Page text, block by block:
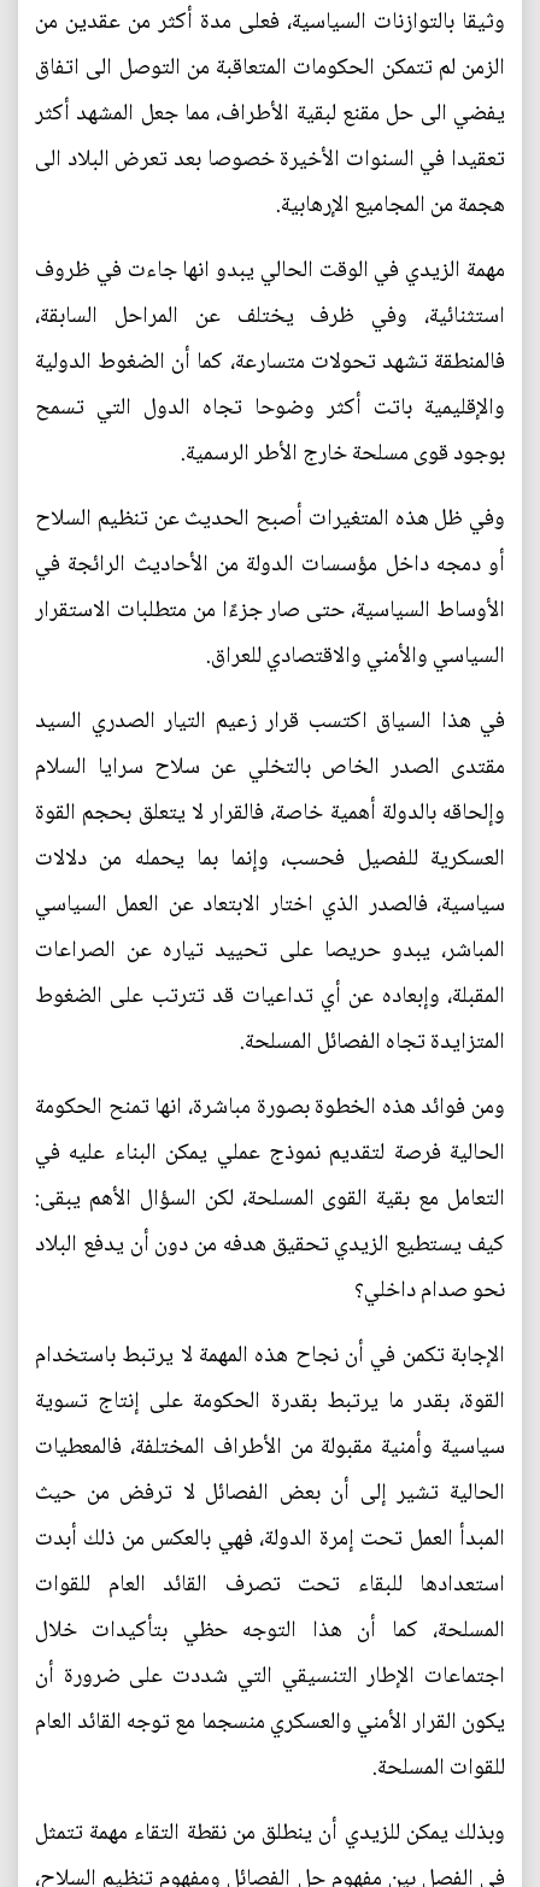
وثيقا بالتوازنات السياسية، فعلى مدة أكثر من عقدين من
الزمن لم تتمكن الحكومات المتعاقبة من التوصل الى اتفاق
يفضي الى حل مقنع لبقية الأطراف، مما جعل المشهد أكثر
تعقيدا في السنوات الأخيرة خصوصا بعد تعرض البلاد الى
هجمة من المجاميع الإرهابية.
مهمة الزيدي في الوقت الحالي يبدو انها جاءت في ظروف
استثنائية، وفي ظرف يختلف عن المراحل السابقة،
فالمنطقة تشهد تحولات متسارعة، كما أن الضغوط الدولية
والإقليمية باتت أكثر وضوحا تجاه الدول التي تسمح
بوجود قوى مسلحة خارج الأطر الرسمية.
وفي ظل هذه المتغيرات أصبح الحديث عن تنظيم السلاح
أو دمجه داخل مؤسسات الدولة من الأحاديث الرائجة في
الأوساط السياسية، حتى صار جزءًا من متطلبات الاستقرار
السياسي والأمني والاقتصادي للعراق.
في هذا السياق اكتسب قرار زعيم التيار الصدري السيد
مقتدى الصدر الخاص بالتخلي عن سلاح سرايا السلام
وإلحاقه بالدولة أهمية خاصة، فالقرار لا يتعلق بحجم القوة
العسكرية للفصيل فحسب، وإنما بما يحمله من دلالات
سياسية، فالصدر الذي اختار الابتعاد عن العمل السياسي
المباشر، يبدو حريصا على تحييد تياره عن الصراعات
المقبلة، وإبعاده عن أي تداعيات قد تترتب على الضغوط
المتزايدة تجاه الفصائل المسلحة.
ومن فوائد هذه الخطوة بصورة مباشرة، انها تمنح الحكومة
الحالية فرصة لتقديم نموذج عملي يمكن البناء عليه في
التعامل مع بقية القوى المسلحة، لكن السؤال الأهم يبقى:
كيف يستطيع الزيدي تحقيق هدفه من دون أن يدفع البلاد
نحو صدام داخلي؟
الإجابة تكمن في أن نجاح هذه المهمة لا يرتبط باستخدام
القوة، بقدر ما يرتبط بقدرة الحكومة على إنتاج تسوية
سياسية وأمنية مقبولة من الأطراف المختلفة، فالمعطيات
الحالية تشير إلى أن بعض الفصائل لا ترفض من حيث
المبدأ العمل تحت إمرة الدولة، فهي بالعكس من ذلك أبدت
استعدادها للبقاء تحت تصرف القائد العام للقوات
المسلحة، كما أن هذا التوجه حظي بتأكيدات خلال
اجتماعات الإطار التنسيقي التي شددت على ضرورة أن
يكون القرار الأمني والعسكري منسجما مع توجه القائد العام
للقوات المسلحة.
وبذلك يمكن للزيدي أن ينطلق من نقطة التقاء مهمة تتمثل